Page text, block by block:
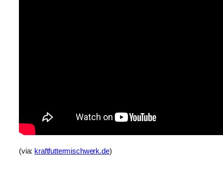
(via: kraftfuttermischwerk.de)